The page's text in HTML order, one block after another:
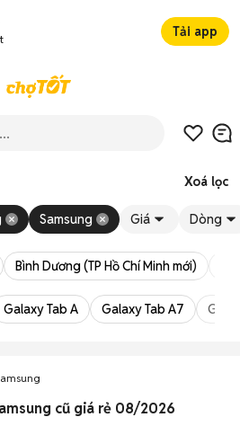
Tải app
Xoá lọc
Samsung Giá Dòng
Bình Dương (TP Hồ Chí Minh mới)
Galaxy Tab A Galaxy Tab A7
cũ giá rẻ 08/2026